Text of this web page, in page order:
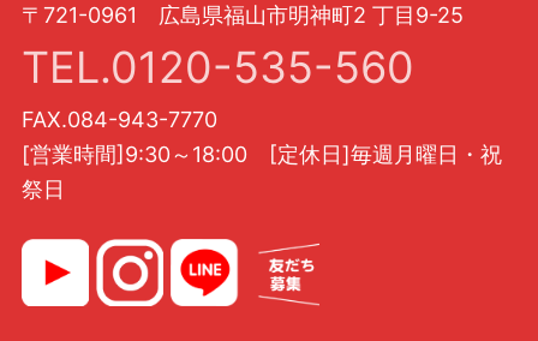
〒721-0961 広島県福山市明神町2 丁目9-25
TEL.0120-535-560
FAX.084-943-7770
[営業時間]9:30～18:00 [定休日]毎週月曜日・祝
祭日